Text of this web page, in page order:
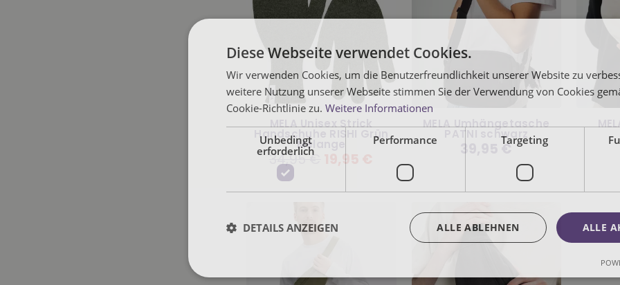
MELA Unisex Strick
Handschuhe RISHI Grün
Melange
Normaler
Preis
34,95 €
MELA Umhängetasche
PATNI schwarz
Normaler
39,95 €
Diese Webseite verwendet Cookies.
Wir verwenden Cookies, um die Benutzerfreundlichkeit unserer Website zu
weitere Nutzung unserer Webseite stimmen Sie der Verwendung von Cookies
Cookie-Richtlinie zu. Weitere Informationen
Unbedingt
erforderlich
Performance Targeting
ALLE
ALLE ABLEHNEN
DETAILS ANZEIGEN